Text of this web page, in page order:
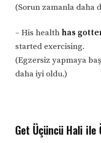
(Sorun zamanla daha
– His healthhas
started exercising.
(Egzersiz yapmaya
daha iyi oldu.)
Get Üçüncü Hali ile